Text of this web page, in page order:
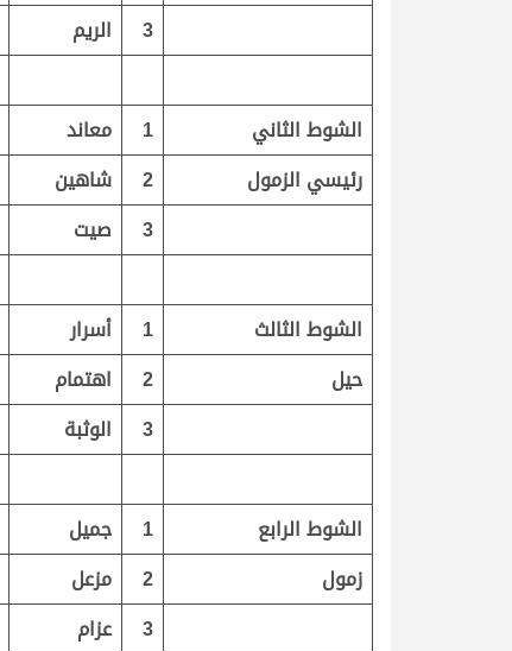
3
الريم
الشوط الثاني 1 معاند
رئيسي الزمول
2 شاهين
3
صيت
الشوط الثالث 1 أسرار
حيل
2 اهتمام
3
الوثبة
الشوط الرابع 1 جميل
زمول
2 مزعل
3
عزام